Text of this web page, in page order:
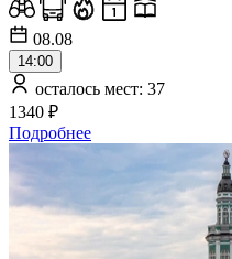
08.08
14:00
осталось мест: 37
1340 ₽
Подробнее